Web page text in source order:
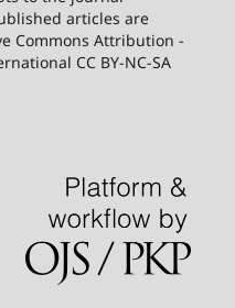
articles are
Commons Attribution -
CC BY-NC-SA